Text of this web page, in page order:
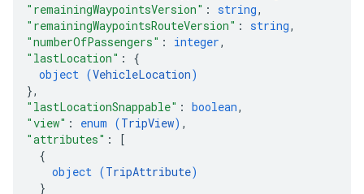
"remainingWaypointsVersion" : string,
"remainingWaypointsRouteVersion" : string,
"numberOfPassengers" : integer,
"lastLocation" : {
object (VehicleLocation)
},
"lastLocationSnappable" : boolean,
"view" : enum (TripView) ,
"attributes" :
[
{
object (TripAttribute)
}